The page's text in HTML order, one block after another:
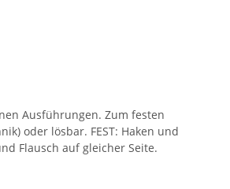
Ausführungen. Zum festen
oder lösbar. FEST: Haken und
Flausch auf gleicher Seite.